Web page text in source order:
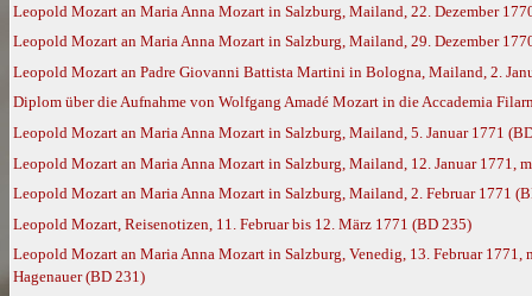
Leopold Mozart an Maria Anna Mozart in Salzburg, Mailand, 22. Dezember
Leopold Mozart an Maria Anna Mozart in Salzburg, Mailand, 29. Dezember
Leopold Mozart an Padre Giovanni Battista Martini in Bologna, Mailand, 2.
Diplom über die Aufnahme von Wolfgang Amadé Mozart in die Accademia
Leopold Mozart an Maria Anna Mozart in Salzburg, Mailand, 5. Januar 1771
Leopold Mozart an Maria Anna Mozart in Salzburg, Mailand, 12. Januar 1771,
Leopold Mozart an Maria Anna Mozart in Salzburg, Mailand, 2. Februar 1771
Leopold Mozart, Reisenotizen, 11. Februar bis 12. März 1771 (BD 235)
Leopold Mozart an Maria Anna Mozart in Salzburg, Venedig, 13. Februar
Hagenauer (BD 231)